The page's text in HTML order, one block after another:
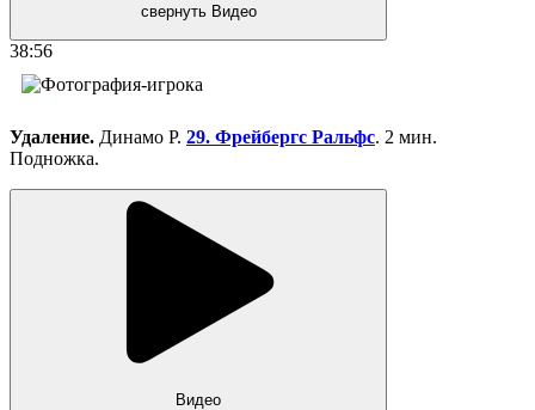
свернуть Видео
38:56
Удаление. Динамо Р. 29. Фрейбергс Ральфс. 2 мин.
Подножка.
Видео